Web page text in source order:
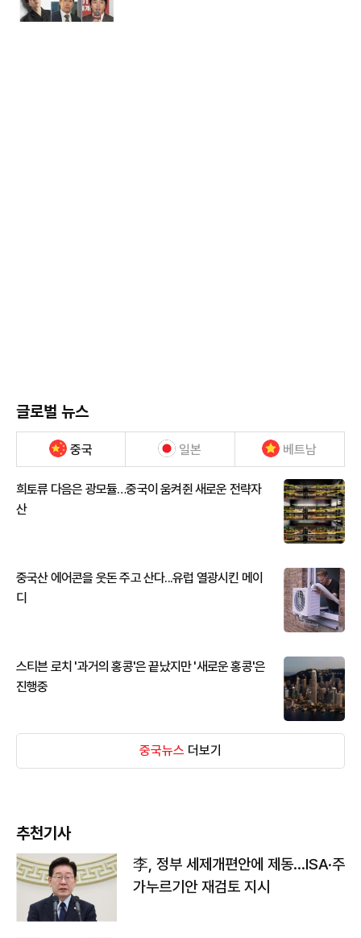
글로벌 뉴스
중국 일본 베트남
희토류 다음은 광모듈…중국이 움켜쥔 새로운 전략자
산
중국산 에어콘을 웃돈 주고 산다...유럽 열광시킨 메이
디
스티븐 로치 '과거의 홍콩'은 끝났지만 '새로운 홍콩'은
진행중
중국뉴스 더보기
추천기사
李, 정부 세제개편안에 제동…ISA·주
가누르기안 재검토 지시